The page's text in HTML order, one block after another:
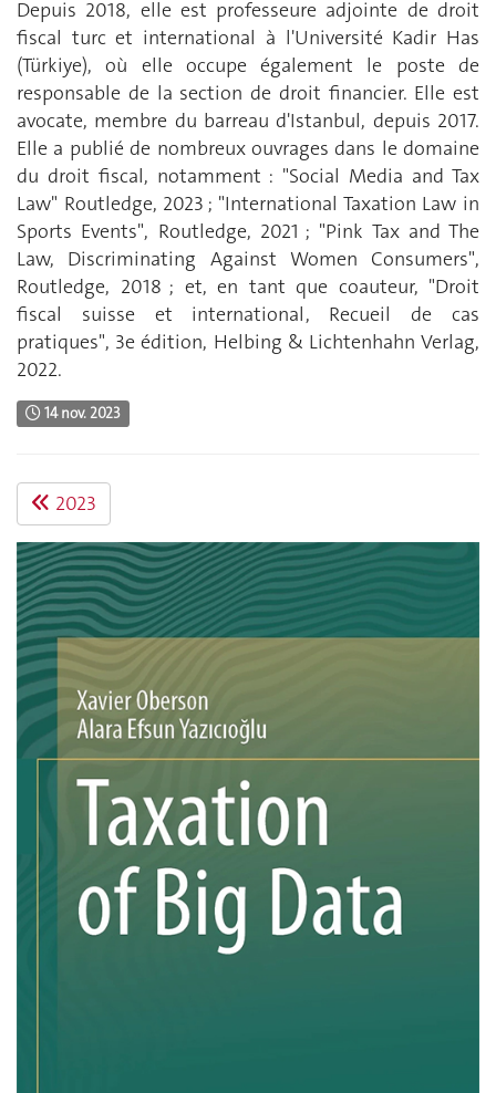
Depuis 2018, elle est professeure adjointe de droit
fiscal turc et international à l'Université Kadir Has
(Türkiye), où elle occupe également le poste de
responsable de la section de droit financier. Elle est
avocate, membre du barreau d'Istanbul, depuis 2017.
Elle a publié de nombreux ouvrages dans le domaine
du droit fiscal, notamment : "Social Media and Tax
Law" Routledge, 2023 ; "International Taxation Law in
Sports Events", Routledge, 2021 ; "Pink Tax and The
Law, Discriminating Against Women Consumers",
Routledge, 2018 ; et, en tant que coauteur, "Droit
fiscal suisse et international, Recueil de cas
pratiques", 3e édition, Helbing & Lichtenhahn Verlag,
2022.
14 nov. 2023
2023